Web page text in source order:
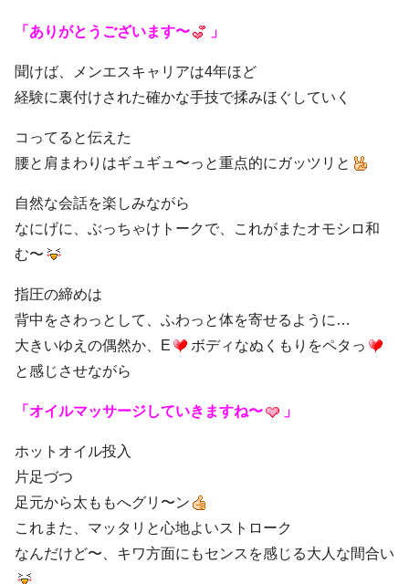
「ありがとうございます〜 」
聞けば、メンエスキャリアは4年ほど
経験に裏付けされた確かな手技で揉みほぐしていく
コってると伝えた
腰と肩まわりはギュギュ〜っと重点的にガッツリと
自然な会話を楽しみながら
なにげに、ぶっちゃけトークで、これがまたオモシロ和
む〜
指圧の締めは
背中をさわっとして、ふわっと体を寄せるように…
大きいゆえの偶然か、E
ボディなぬくもりをペタっ
と感じさせながら
「オイルマッサージしていきますね〜 」
ホットオイル投入
片足づつ
足元から太ももへグリ〜ン
これまた、マッタリと心地よいストローク
なんだけど〜、キワ方面にもセンスを感じる大人な間合い